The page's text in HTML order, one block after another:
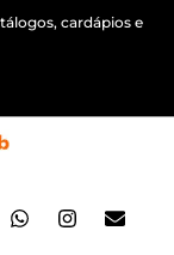
cardápios e